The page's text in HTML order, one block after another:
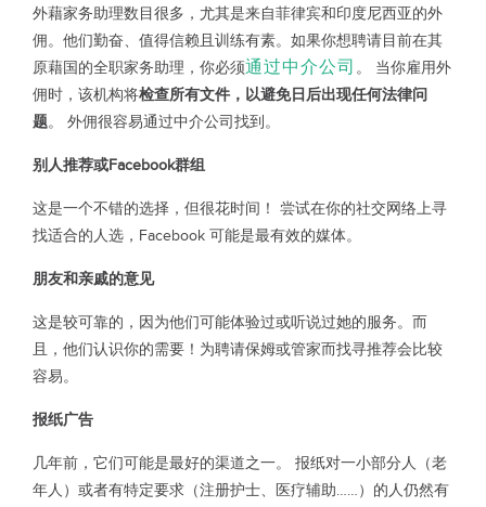
外藉家务助理数目很多，尤其是来自菲律宾和印度尼西亚的外
佣。他们勤奋、值得信赖且训练有素。如果你想聘请目前在其
原藉国的全职家务助理，你必须通过中介公司 。 当你雇用外
佣时，该机构将检查所有文件，以避免日后出现任何法律问
题。 外佣很容易通过中介公司找到。
别人推荐或Facebook群组
这是一个不错的选择，但很花时间！ 尝试在你的社交网络上寻
找适合的人选，Facebook 可能是最有效的媒体。
朋友和亲戚的意见
这是较可靠的，因为他们可能体验过或听说过她的服务。而
且，他们认识你的需要！为聘请保姆或管家而找寻推荐会比较
容易。
报纸广告
几年前，它们可能是最好的渠道之一。 报纸对一小部分人（老
年人）或者有特定要求（注册护士、医疗辅助……）的人仍然有